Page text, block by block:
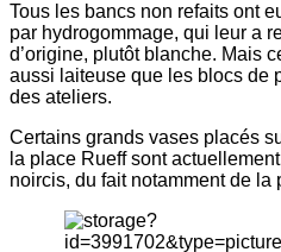
Tous les bancs non refaits ont
par hydrogommage, qui leur a
d’origine, plutôt blanche. Mais
aussi laiteuse que les blocs de
des ateliers.
Certains grands vases placés
la place Rueff sont
noircis, du fait notamment de la